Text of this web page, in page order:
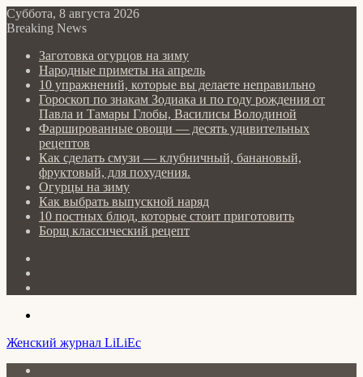
Суббота, 8 августа 2026
Breaking News
Заготовка огурцов на зиму
Народные приметы на апрель
10 упражнений, которые вы делаете неправильно
Гороскоп по знакам Зодиака и по году рождения от
Павла и Тамары Глобы, Василисы Володиной
Фаршированные овощи — десять удивительных
рецептов
Как сделать cмузи — клубничный, банановый,
фруктовый, для похудения.
Огурцы на зиму
Как выбрать выпускной наряд
10 постных блюд, которые стоит приготовить
Борщ классический рецепт
Женский журнал LiLiEc